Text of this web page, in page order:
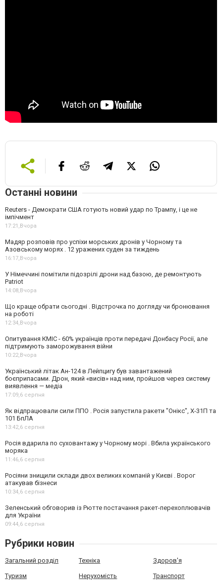
Останні новини
Reuters - Демократи США готують новий удар по Трампу, і це не
імпічмент
17:21,Вчора
Мадяр розповів про успіхи морських дронів у Чорному та
Азовському морях . 12 уражених суден за тиждень
16:17,Вчора
У Німеччині помітили підозрілі дрони над базою, де ремонтують
Patriot
14:08,Вчора
Що краще обрати сьогодні . Відстрочка по догляду чи бронювання
на роботі
12:34,Вчора
Опитування КМІС - 60% українців проти передачі Донбасу Росії, але
підтримують заморожування війни
10:22,Вчора
Український літак Ан-124 в Лейпцигу був завантажений
боєприпасами. Дрон, який «висів» над ним, пройшов через систему
виявлення — медіа
17:09,6 серпня
Як відпрацювали сили ППО . Росія запустила ракети "Онікс", Х-31П та
101 БпЛА
13:42,6 серпня
Росія вдарила по суховантажу у Чорному морі . Вбила українського
моряка
11:46,6 серпня
Росіяни знищили склади двох великих компаній у Києві . Ворог
атакував бізнеси
10:34,6 серпня
Зеленський обговорив із Рютте постачання ракет-перехоплювачів
для України
09:44,6 серпня
Рубрики новин
Загальний розділ Техніка Здоров'я
Туризм Нерухомість Транспорт